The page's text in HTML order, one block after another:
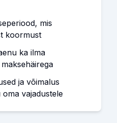
mis
koormust
ka ilma
ja võimalus
vajadustele